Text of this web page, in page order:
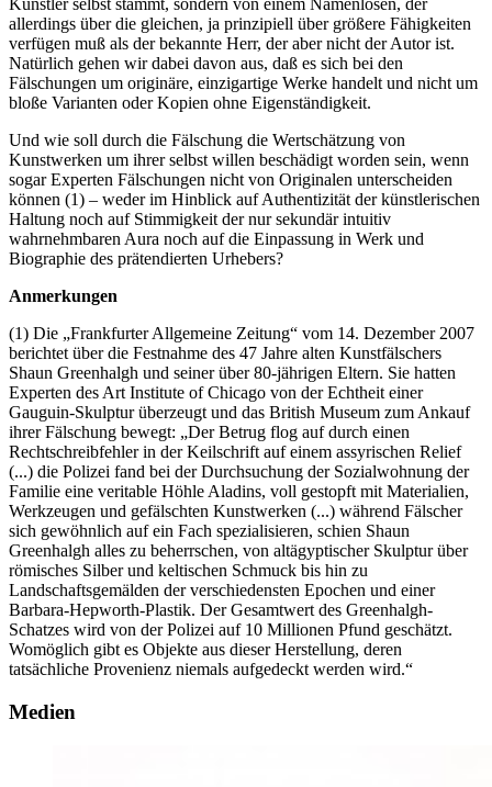
Künstler selbst stammt, sondern von einem Namenlosen, der
allerdings über die gleichen, ja prinzipiell über größere Fähigkeiten
verfügen muß als der bekannte Herr, der aber nicht der Autor ist.
Natürlich gehen wir dabei davon aus, daß es sich bei den
Fälschungen um originäre, einzigartige Werke handelt und nicht um
bloße Varianten oder Kopien ohne Eigenständigkeit.
Und wie soll durch die Fälschung die Wertschätzung von
Kunstwerken um ihrer selbst willen beschädigt worden sein, wenn
sogar Experten Fälschungen nicht von Originalen unterscheiden
können (1) – weder im Hinblick auf Authentizität der künstlerischen
Haltung noch auf Stimmigkeit der nur sekundär intuitiv
wahrnehmbaren Aura noch auf die Einpassung in Werk und
Biographie des prätendierten Urhebers?
Anmerkungen
(1) Die „Frankfurter Allgemeine Zeitung“ vom 14. Dezember 2007
berichtet über die Festnahme des 47 Jahre alten Kunstfälschers
Shaun Greenhalgh und seiner über 80-jährigen Eltern. Sie hatten
Experten des Art Institute of Chicago von der Echtheit einer
Gauguin-Skulptur überzeugt und das British Museum zum Ankauf
ihrer Fälschung bewegt: „Der Betrug flog auf durch einen
Rechtschreibfehler in der Keilschrift auf einem assyrischen Relief
(...) die Polizei fand bei der Durchsuchung der Sozialwohnung der
Familie eine veritable Höhle Aladins, voll gestopft mit Materialien,
Werkzeugen und gefälschten Kunstwerken (...) während Fälscher
sich gewöhnlich auf ein Fach spezialisieren, schien Shaun
Greenhalgh alles zu beherrschen, von altägyptischer Skulptur über
römisches Silber und keltischen Schmuck bis hin zu
Landschaftsgemälden der verschiedensten Epochen und einer
Barbara-Hepworth-Plastik. Der Gesamtwert des Greenhalgh-
Schatzes wird von der Polizei auf 10 Millionen Pfund geschätzt.
Womöglich gibt es Objekte aus dieser Herstellung, deren
tatsächliche Provenienz niemals aufgedeckt werden wird.“
Medien